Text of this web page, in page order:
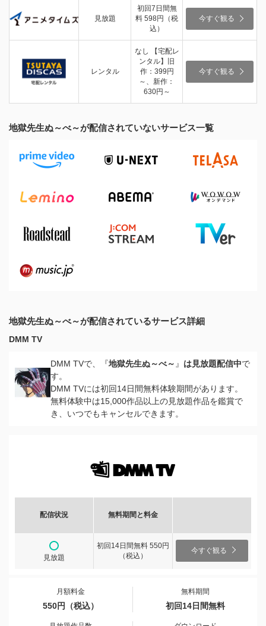
見放題
初回7日間無
料 598円（税
込）
今すぐ観る
レンタル
なし 【宅配レ
ンタル】旧
作：399円
～、新作：
630円～
今すぐ観る
地獄先生ぬ～べ～が配信されていないサービス一覧
地獄先生ぬ～べ～が配信されているサービス詳細
DMM TV
DMM TVで、『地獄先生ぬ～べ～ 』 は見放題配信中で
す。
DMM TVには初回14日間無料体験期間があります。
無料体験中は15,000作品以上の見放題作品を鑑賞で
き、いつでもキャンセルできます。
配信状況 無料期間と料金
見放題
初回14日間無料 550円
（税込）
今すぐ観る
月額料金
550円（税込）
無料期間
初回14日間無料